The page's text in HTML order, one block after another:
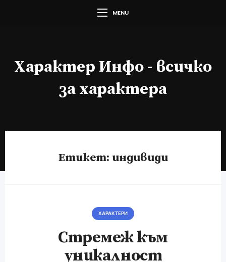
MENU
Характер Инфо - всичко
за характера
Етикет: индивиди
ХАРАКТЕРИ
Стремеж към
уникалност